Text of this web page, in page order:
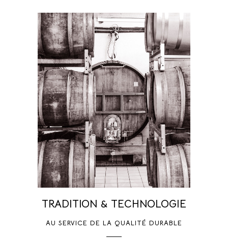
TRADITION & TECHNOLOGIE
AU SERVICE DE LA QUALITÉ DURABLE